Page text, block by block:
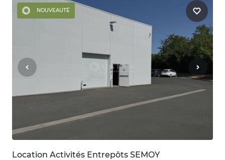
NOUVEAUTÉ
Location Activités Entrepôts SEMOY